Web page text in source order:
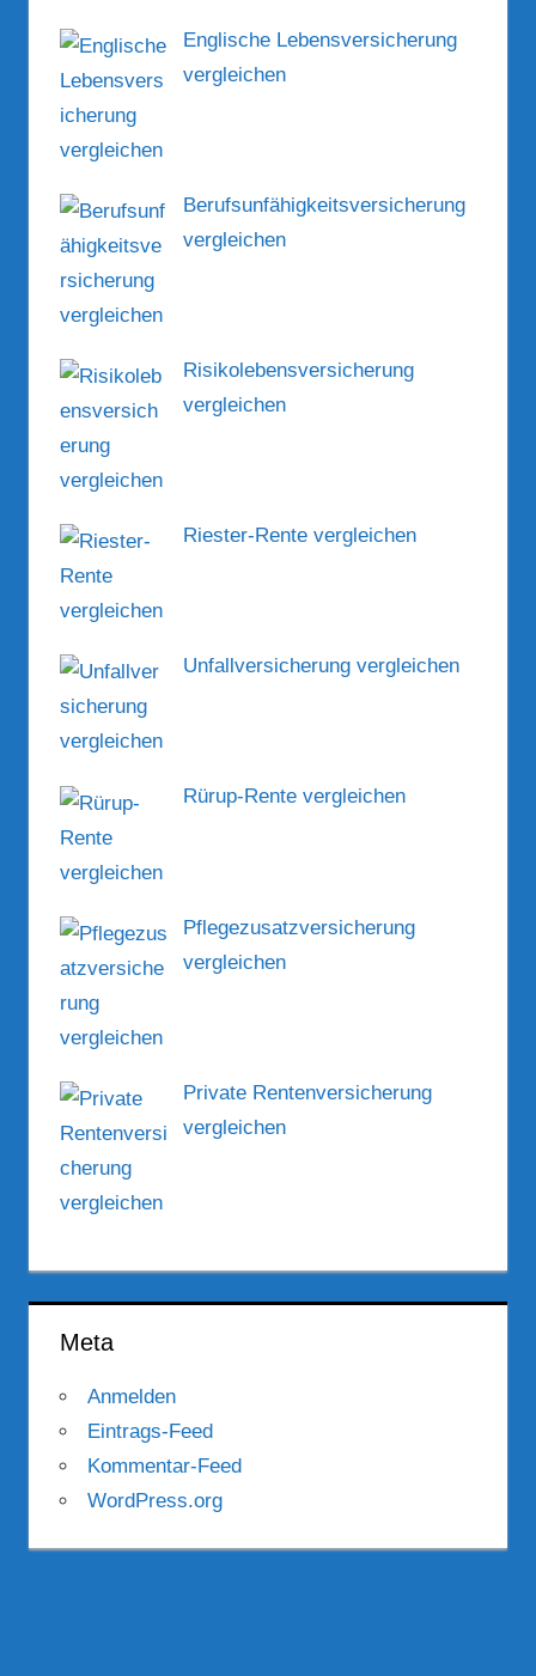
Englische Lebensversicherung
vergleichen
Berufsunfähigkeitsversicherung
vergleichen
Risikolebensversicherung
vergleichen
Riester-Rente vergleichen
Unfallversicherung vergleichen
Rürup-Rente vergleichen
Pflegezusatzversicherung
vergleichen
Private Rentenversicherung
vergleichen
Meta
Anmelden
Eintrags-Feed
Kommentar-Feed
WordPress.org